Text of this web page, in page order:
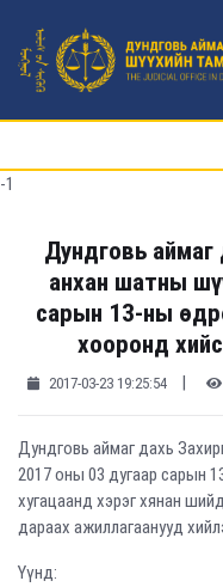
-1
Дундговь аймаг
анхан шатны
сарын 13-ны
хооронд
2017-03-23 19:25:54 |
Дундговь аймаг дахь
2017 оны 03 дугаар сарын
хугацаанд хэрэг хянан
дараах ажиллагаанууд
Үүнд: